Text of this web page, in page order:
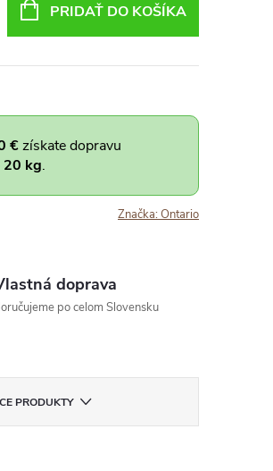
PRIDAŤ DO KOŠÍKA
€získate dopravu
20 kg.
Značka:Ontario
doprava
po celom Slovensku
PRODUKTY